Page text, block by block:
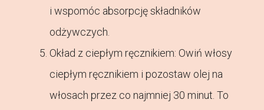
i wspomóc absorpcję składników
odżywczych.
Okład z ciepłym ręcznikiem: Owiń włosy
ciepłym ręcznikiem i pozostaw olej na
włosach przez co najmniej 30 minut. To